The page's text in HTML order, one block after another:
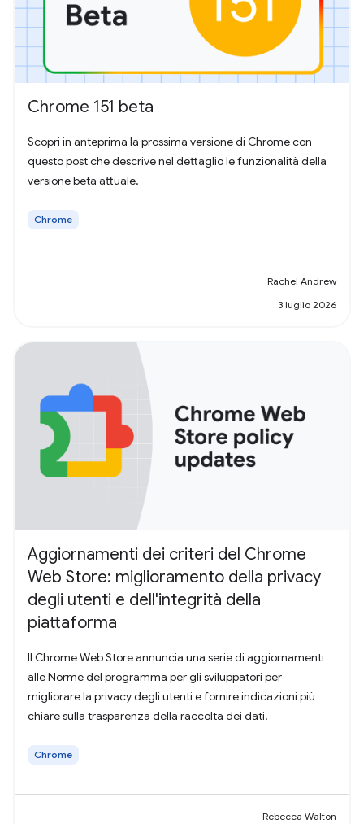
Chrome 151 beta
Scopri in anteprima la prossima versione di Chrome con
questo post che descrive nel dettaglio le funzionalità della
versione beta attuale.
Chrome
Rachel Andrew
3 luglio 2026
Aggiornamenti dei criteri del Chrome
Web Store: miglioramento della privacy
degli utenti e dell'integrità della
piattaforma
Il Chrome Web Store annuncia una serie di aggiornamenti
alle Norme del programma per gli sviluppatori per
migliorare la privacy degli utenti e fornire indicazioni più
chiare sulla trasparenza della raccolta dei dati.
Chrome
Rebecca Walton